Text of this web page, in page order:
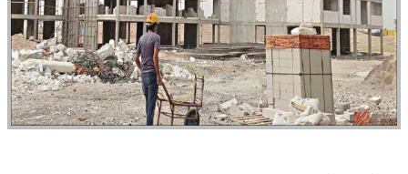
با حکم پزشکیان، محسن رضایی دبیر
شد / تمام دبیران شعام + اینفوگرافی